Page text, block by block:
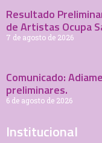
Resultado
de Artistas Ocupa
7 de agosto de 2026
Comunicado:
preliminares.
6 de agosto de 2026
Institucional